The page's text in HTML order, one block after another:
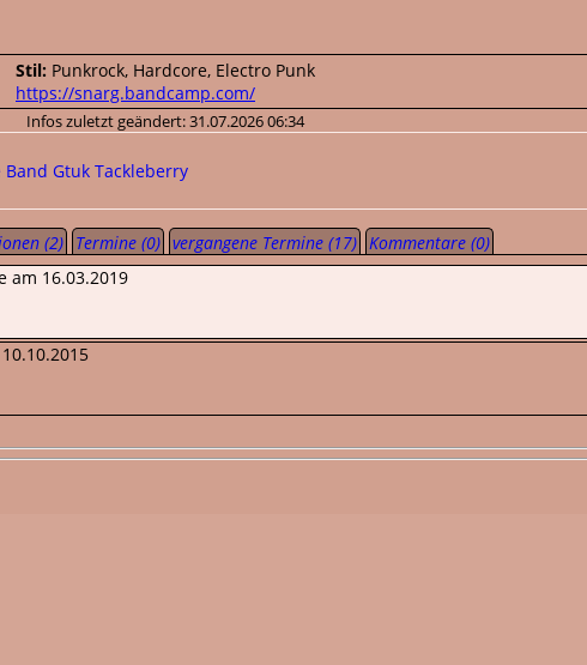
Stil: Punkrock, Hardcore, Electro Punk
https://snarg.bandcamp.com/
Infos zuletzt geändert: 31.07.2026 06:34
Band Gtuk Tackleberry
(2) Termine (0) vergangene Termine (17) Kommentare (0)
am 16.03.2019